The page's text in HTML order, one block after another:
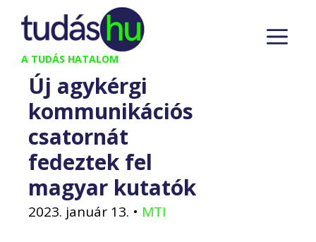
Kilépés
tartalomba
A TUDÁS HATALOM
Új agykérgi
kommunikációs
csatornát
fedeztek fel
magyar kutatók
2023. január 13. • MTI